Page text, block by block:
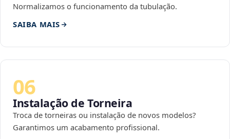
Normalizamos o funcionamento da tubulação.
SAIBA MAIS
06
Instalação de Torneira
Troca de torneiras ou instalação de novos modelos?
Garantimos um acabamento profissional.